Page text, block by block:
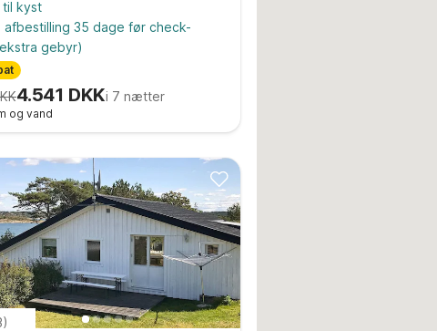
til kyst
afbestilling 35 dage før check-
gebyr)
4.541 DKKi 7 nætter
og vand
)